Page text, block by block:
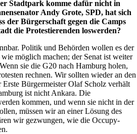
Stadtpark komme dafür nicht in
Andy Grote, SPD, hat sich
der Bürgerschaft gegen die Camps
die Protestierenden loswerden?
Politik und Behörden wollen es der
möglich machen; der Senat ist weiter
sie die G20 nach Hamburg holen,
rechnen. Wir sollten wieder an den
Erste Bürgermeister Olaf Scholz verhält
ist nicht Ankara. Die
kommen, und wenn sie nicht in der
müssen wir an einer Lösung des
wir gezwungen, wie die Occupy-